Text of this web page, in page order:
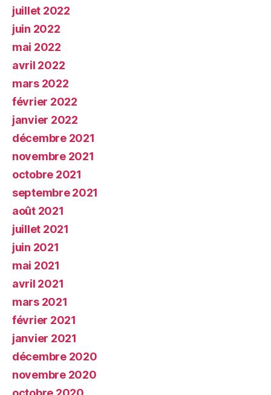
juillet 2022
juin 2022
mai 2022
avril 2022
mars 2022
février 2022
janvier 2022
décembre 2021
novembre 2021
octobre 2021
septembre 2021
août 2021
juillet 2021
juin 2021
mai 2021
avril 2021
mars 2021
février 2021
janvier 2021
décembre 2020
novembre 2020